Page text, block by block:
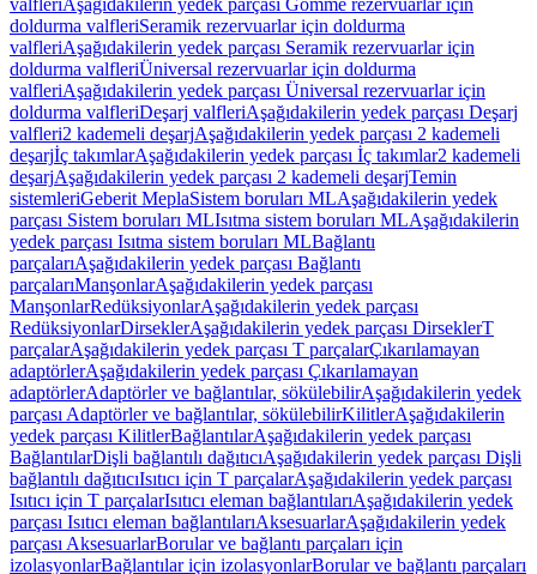
valfleriAşağıdakilerin yedek parçası Gömme rezervuarlar için
doldurma valfleriSeramik rezervuarlar için doldurma
valfleriAşağıdakilerin yedek parçası Seramik rezervuarlar için
doldurma valfleriÜniversal rezervuarlar için doldurma
valfleriAşağıdakilerin yedek parçası Üniversal rezervuarlar için
doldurma valfleriDeşarj valfleriAşağıdakilerin yedek parçası Deşarj
valfleri2 kademeli deşarjAşağıdakilerin yedek parçası 2 kademeli
deşarjİç takımlarAşağıdakilerin yedek parçası İç takımlar2 kademeli
deşarjAşağıdakilerin yedek parçası 2 kademeli deşarjTemin
sistemleriGeberit MeplaSistem boruları MLAşağıdakilerin yedek
parçası Sistem boruları MLIsıtma sistem boruları MLAşağıdakilerin
yedek parçası Isıtma sistem boruları MLBağlantı
parçalarıAşağıdakilerin yedek parçası Bağlantı
parçalarıManşonlarAşağıdakilerin yedek parçası
ManşonlarRedüksiyonlarAşağıdakilerin yedek parçası
RedüksiyonlarDirseklerAşağıdakilerin yedek parçası DirseklerT
parçalarAşağıdakilerin yedek parçası T parçalarÇıkarılamayan
adaptörlerAşağıdakilerin yedek parçası Çıkarılamayan
adaptörlerAdaptörler ve bağlantılar, sökülebilirAşağıdakilerin yedek
parçası Adaptörler ve bağlantılar, sökülebilirKilitlerAşağıdakilerin
yedek parçası KilitlerBağlantılarAşağıdakilerin yedek parçası
BağlantılarDişli bağlantılı dağıtıcıAşağıdakilerin yedek parçası Dişli
bağlantılı dağıtıcıIsıtıcı için T parçalarAşağıdakilerin yedek parçası
Isıtıcı için T parçalarIsıtıcı eleman bağlantılarıAşağıdakilerin yedek
parçası Isıtıcı eleman bağlantılarıAksesuarlarAşağıdakilerin yedek
parçası AksesuarlarBorular ve bağlantı parçaları için
izolasyonlarBağlantılar için izolasyonlarBorular ve bağlantı parçaları